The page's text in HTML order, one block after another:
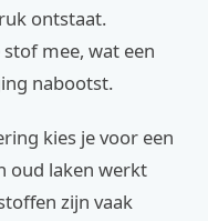
ontstaat.
mee, wat een
nabootst.
kies je voor een
oud laken werkt
zijn vaak